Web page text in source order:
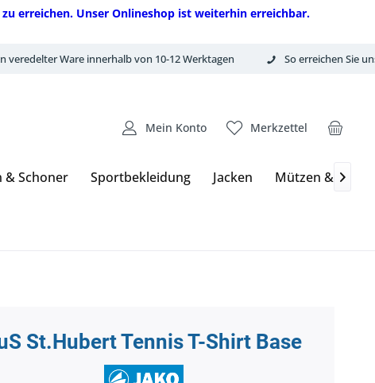
erreichen. Unser Onlineshop ist weiterhin erreichbar.
veredelter Ware innerhalb von 10-12 Werktagen So erreichen Sie
Merkzettel
Mein Konto
& Schoner Sportbekleidung Jacken Mützen & 
St.Hubert Tennis T-Shirt Base